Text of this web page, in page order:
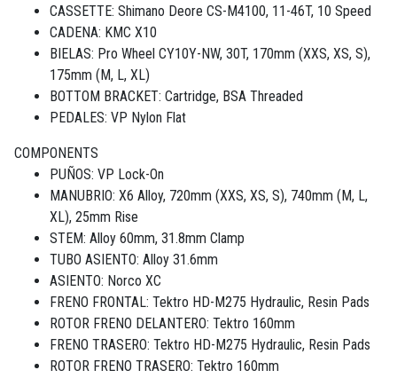
CASSETTE: Shimano Deore CS-M4100, 11-46T, 10 Speed
CADENA: KMC X10
BIELAS: Pro Wheel CY10Y-NW, 30T, 170mm (XXS, XS, S),
175mm (M, L, XL)
BOTTOM BRACKET: Cartridge, BSA Threaded
PEDALES: VP Nylon Flat
COMPONENTS
PUÑOS: VP Lock-On
MANUBRIO: X6 Alloy, 720mm (XXS, XS, S), 740mm (M, L,
XL), 25mm Rise
STEM: Alloy 60mm, 31.8mm Clamp
TUBO ASIENTO: Alloy 31.6mm
ASIENTO: Norco XC
FRENO FRONTAL: Tektro HD-M275 Hydraulic, Resin Pads
ROTOR FRENO DELANTERO: Tektro 160mm
FRENO TRASERO: Tektro HD-M275 Hydraulic, Resin Pads
ROTOR FRENO TRASERO: Tektro 160mm